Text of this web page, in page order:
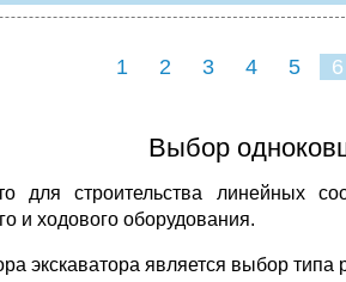
1 2 3 4 5 6
Выбор
для строительства линейных
и ходового оборудования.
экскаватора является выбор типа